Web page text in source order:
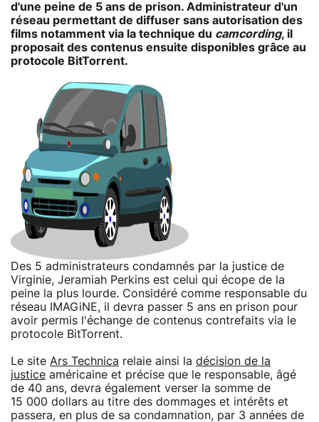
d'une peine de 5 ans de prison. Administrateur d'un
réseau permettant de diffuser sans autorisation des
films notamment via la technique du camcording, il
proposait des contenus ensuite disponibles grâce au
protocole BitTorrent.
Des 5 administrateurs condamnés par la justice de
Virginie, Jeramiah Perkins est celui qui écope de la
peine la plus lourde. Considéré comme responsable du
réseau IMAGiNE, il devra passer 5 ans en prison pour
avoir permis l'échange de contenus contrefaits via le
protocole BitTorrent.
Le site Ars Technica relaie ainsi la décision de la
justice américaine et précise que le responsable, âgé
de 40 ans, devra également verser la somme de
15 000 dollars au titre des dommages et intérêts et
passera, en plus de sa condamnation, par 3 années de